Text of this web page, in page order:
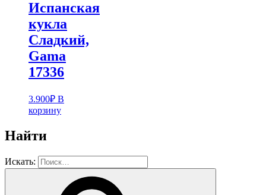
Испанская
кукла
Cладкий,
Gama
17336
3.900₽ В
корзину
Найти
Искать: